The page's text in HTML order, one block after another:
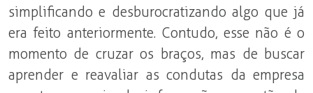
simplificando e desburocratizando algo que já
era feito anteriormente. Contudo, esse não é o
momento de cruzar os braços, mas de buscar
aprender e reavaliar as condutas da empresa